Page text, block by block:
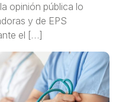
opinión pública lo
y de EPS
el […]